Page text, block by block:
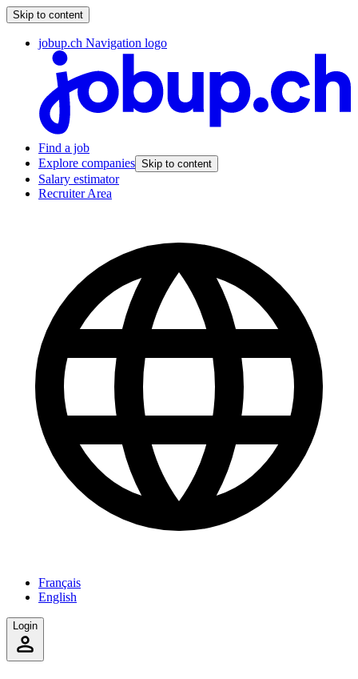
Skip to content
jobup.ch Navigation logo
Find a job
Explore companies Skip to content
Salary estimator
Recruiter Area
Français
English
Login